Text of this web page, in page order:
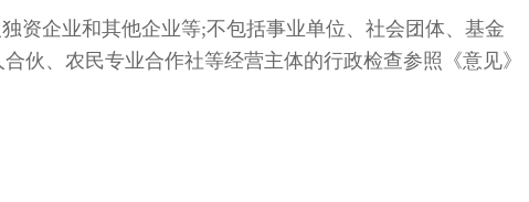
资企业和其他企业等;不包括事业单位、社会团体、基金
伙、农民专业合作社等经营主体的行政检查参照《意见》